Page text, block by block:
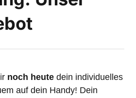
noch heute
auf dein Handy! Dein